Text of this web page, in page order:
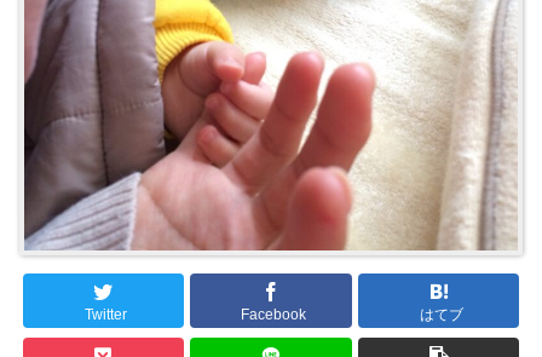
Twitter Facebook はてブ